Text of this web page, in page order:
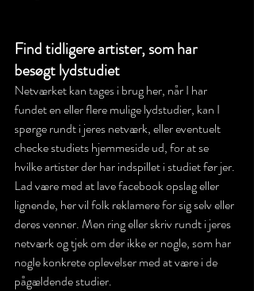
Find tidligere artister, som har
besøgt lydstudiet
Netværket kan tages i brug her, når I har
fundet en eller flere mulige lydstudier, kan I
spørge rundt i jeres netværk, eller eventuelt
checke studiets hjemmeside ud, for at se
hvilke artister der har indspillet i studiet før jer.
Lad være med at lave facebook opslag eller
lignende, her vil folk reklamere for sig selv eller
deres venner. Men ring eller skriv rundt i jeres
netværk og tjek om der ikke er nogle, som har
nogle konkrete oplevelser med at være i de
pågældende studier.